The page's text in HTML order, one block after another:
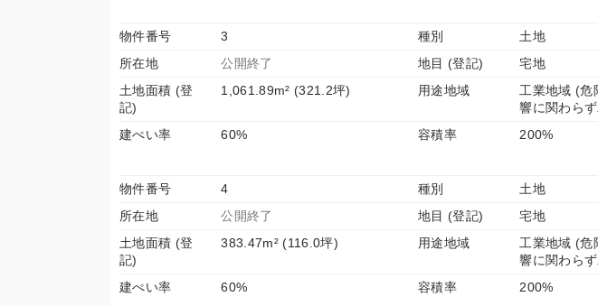
物件番号 3 種別
土地
所在地
公開終了 地目 (登記)
宅地
土地面積 (登
記)
1,061.89m² (321.2坪) 用途地域
工業地域 (危
響に関わら
建ぺい率
60% 容積率 200%
物件番号 4 種別
土地
所在地
公開終了 地目 (登記)
宅地
土地面積 (登
記)
383.47m² (116.0坪) 用途地域
工業地域 (危
響に関わら
建ぺい率
60% 容積率 200%